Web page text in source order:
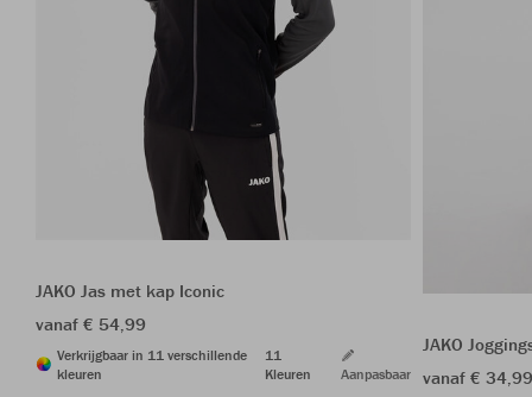
JAKO Jas met kap Iconic
vanaf € 54,99
Verkrijgbaar in 11 verschillende
kleuren
11
Kleuren
Aanpasbaar
JAKO
vanaf €